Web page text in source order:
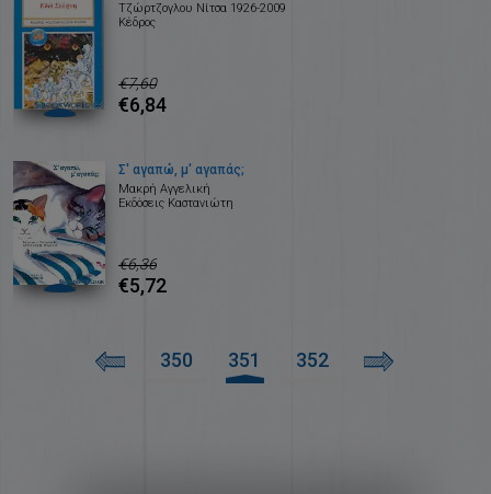
Τζώρτζογλου Νίτσα 1926-2009
Κέδρος
€7,60
€6,84
Σ' αγαπώ, μ' αγαπάς;
Μακρή Αγγελική
Εκδόσεις Καστανιώτη
€6,36
€5,72
350 351 352